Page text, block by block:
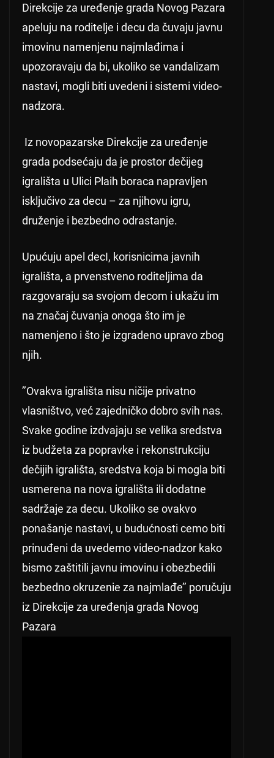
Direkcije za uređenje grada Novog Pazara
apeluju na roditelje i decu da čuvaju javnu
imovinu namenjenu najmlađima i
upozoravaju da bi, ukoliko se vandalizam
nastavi, mogli biti uvedeni i sistemi video-
nadzora.
Iz novopazarske Direkcije za uređenje
grada podsećaju da je prostor dečijeg
igrališta u Ulici Plaih boraca napravljen
isključivo za decu – za njihovu igru,
druženje i bezbedno odrastanje.
Upućuju apel decI, korisnicima javnih
igrališta, a prvenstveno roditeljima da
razgovaraju sa svojom decom i ukažu im
na značaj čuvanja onoga što im je
namenjeno i što je izgradeno upravo zbog
njih.
’’Ovakva igrališta nisu ničije privatno
vlasništvo, već zajedničko dobro svih nas.
Svake godine izdvajaju se velika sredstva
iz budžeta za popravke i rekonstrukciju
dečijih igrališta, sredstva koja bi mogla biti
usmerena na nova igrališta ili dodatne
sadržaje za decu. Ukoliko se ovakvo
ponašanje nastavi, u budućnosti cemo biti
prinuđeni da uvedemo video-nadzor kako
bismo zaštitili javnu imovinu i obezbedili
bezbedno okruzenie za najmlađe’’ poručuju
iz Direkcije za uređenja grada Novog
Pazara